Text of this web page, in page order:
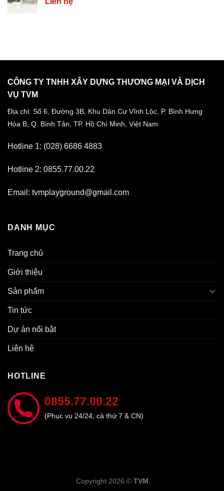
CÔNG TY TNHH XÂY DỰNG THƯƠNG MẠI VÀ DỊCH
VỤ TVM
Địa chỉ: Số 6, Đường 3B, Khu Dân Cư Vĩnh Lộc, P. Bình Hưng
Hòa B, Q. Bình Tân, TP. Hồ Chí Minh, Việt Nam
Hotline 1: (028) 6686 4883
Hotline 2: 0855.77.00.22
Email: tvmplayground@gmail.com
DANH MỤC
Trang chủ
Giới thiệu
Sản phẩm
Tin tức
Dự án nổi bật
Liên hệ
HOTLINE
0855.77.00.22
(Phục vụ 24/24, cả thứ 7 & CN)
Copyright 2026 © TVM